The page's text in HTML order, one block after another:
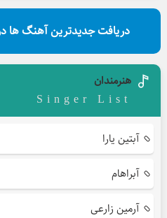
دریافت جدیدترین آهنگ ها
هنرمندان
Singer List
آبتین یارا
آبراهام
آرمین زارعی